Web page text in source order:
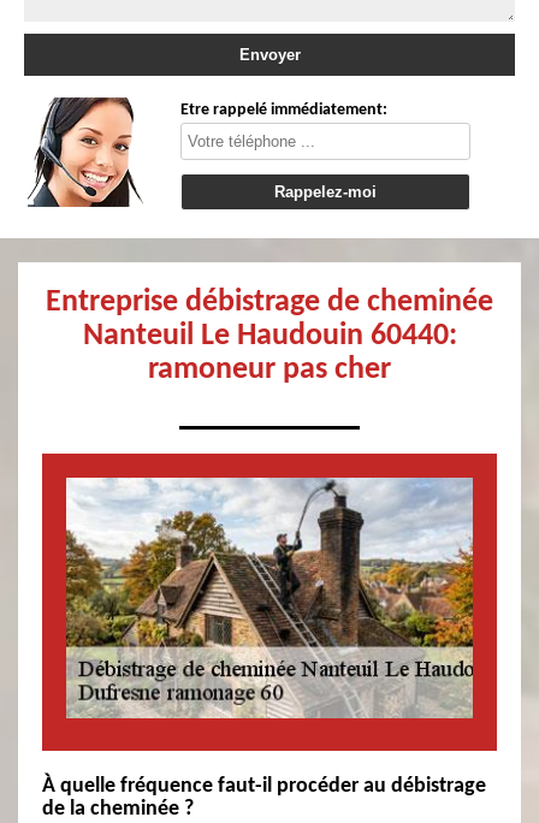
Etre rappelé immédiatement:
Entreprise débistrage de cheminée
Nanteuil Le Haudouin 60440:
ramoneur pas cher
À quelle fréquence faut-il procéder au débistrage
de la cheminée ?